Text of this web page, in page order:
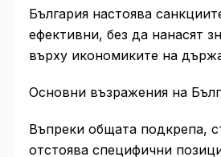
България настоява
ефективни, без да нанасят
върху икономиките на
Основни възражения на
Въпреки общата подкрепа,
отстоява специфични